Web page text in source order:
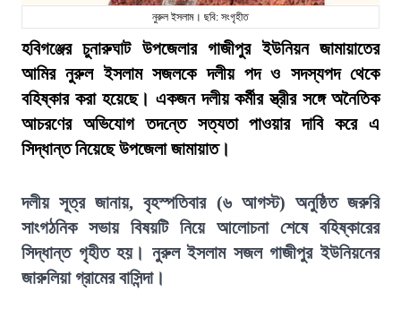
নুরুল ইসলাম। ছবি: সংগৃহীত
হবিগঞ্জের চুনারুঘাট উপজেলার গাজীপুর ইউনিয়ন জামায়াতের
আমির নুরুল ইসলাম সজলকে দলীয় পদ ও সদস্যপদ থেকে
বহিষ্কার করা হয়েছে। একজন দলীয় কর্মীর স্ত্রীর সঙ্গে অনৈতিক
আচরণের অভিযোগ তদন্তে সত্যতা পাওয়ার দাবি করে এ
সিদ্ধান্ত নিয়েছে উপজেলা জামায়াত।
দলীয় সূত্র জানায়, বৃহস্পতিবার (৬ আগস্ট) অনুষ্ঠিত জরুরি
সাংগঠনিক সভায় বিষয়টি নিয়ে আলোচনা শেষে বহিষ্কারের
সিদ্ধান্ত গৃহীত হয়। নুরুল ইসলাম সজল গাজীপুর ইউনিয়নের
জারুলিয়া গ্রামের বাসিন্দা।